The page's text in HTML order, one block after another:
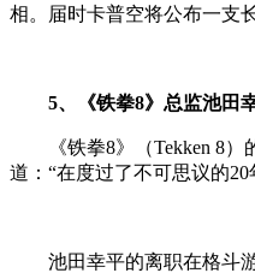
相。届时卡普空将公布一支
5、《铁拳8》总监池田
《铁拳8》（Tekken 8）的
道：“在度过了不可思议的
池田幸平的离职在格斗游